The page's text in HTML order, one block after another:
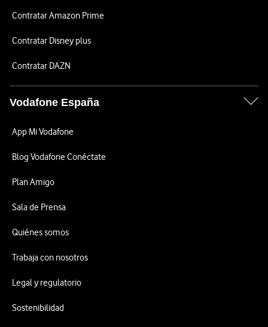
Contratar Amazon Prime
Contratar Disney plus
Contratar DAZN
Vodafone España
App Mi Vodafone
Blog Vodafone Conéctate
Plan Amigo
Sala de Prensa
Quiénes somos
Trabaja con nosotros
Legal y regulatorio
Sostenibilidad